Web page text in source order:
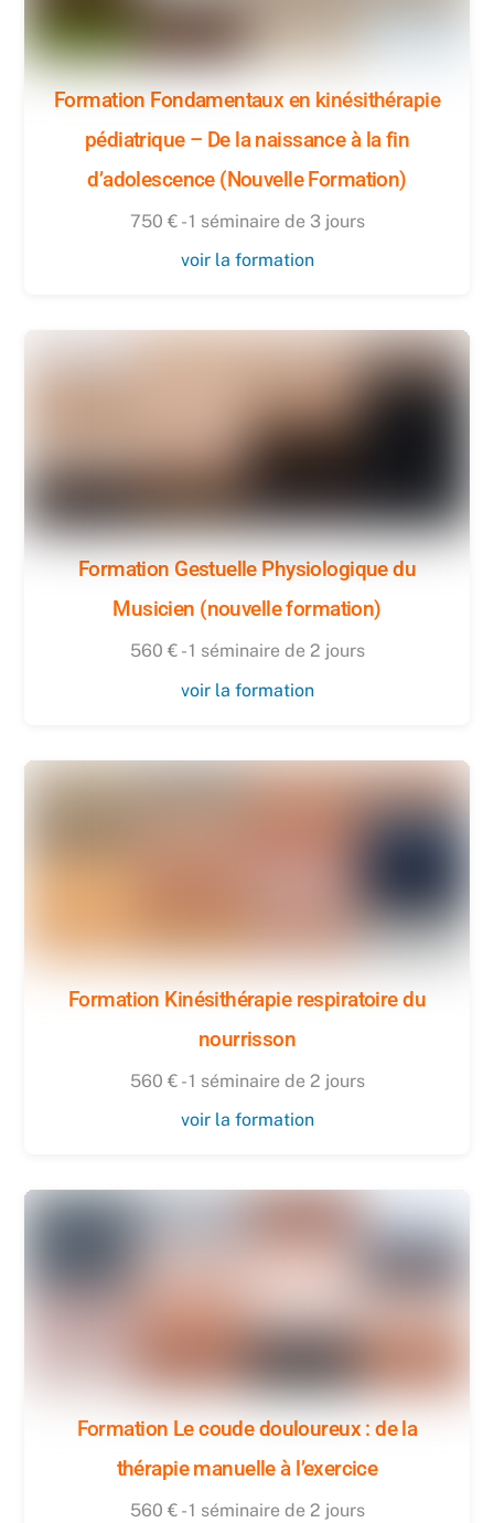
Formation Fondamentaux en kinésithérapie
pédiatrique – De la naissance à la fin
d’adolescence (Nouvelle Formation)
750 € - 1 séminaire de 3 jours
voir la formation
Formation Gestuelle Physiologique du
Musicien (nouvelle formation)
560 € - 1 séminaire de 2 jours
voir la formation
Formation Kinésithérapie respiratoire du
nourrisson
560 € - 1 séminaire de 2 jours
voir la formation
Formation Le coude douloureux : de la
thérapie manuelle à l’exercice
560 € - 1 séminaire de 2 jours